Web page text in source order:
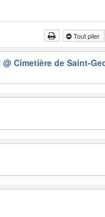
Tout plier
@ Cimetière de Saint-